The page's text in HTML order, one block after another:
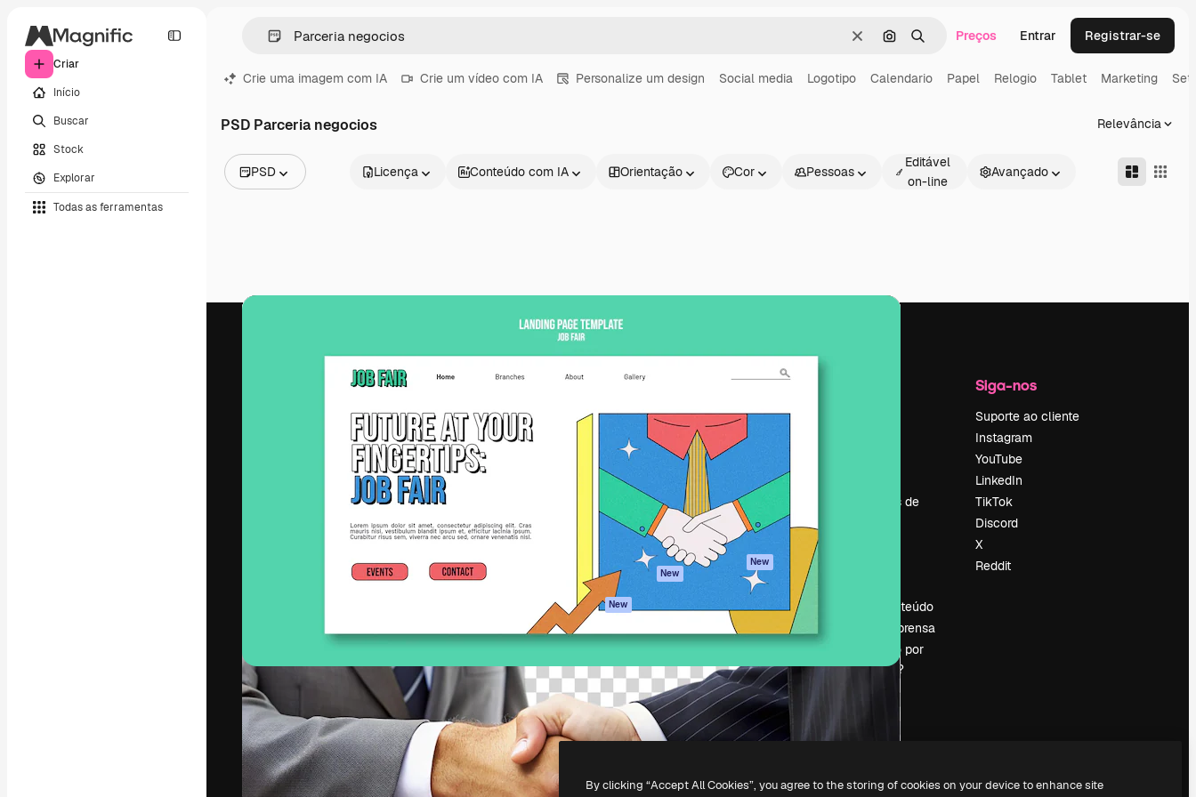
Criar
Início
Buscar
Stock
Explorar
Todas as ferramentas
LimparPesquisar por imagem
BuscarPreços Entrar Registrar-se
Crie uma imagem com IA Crie um vídeo com IA Personalize um design Social media Logotipo Calendario Papel Relogio Tablet Marketing
PSD Parceria negocios Relevância
PSD
Vídeos
Licença Conteúdo com IA Orientação Cor Pessoas
Editável
on-line
Avançado
A plataforma criativa para você direcionar
seu melhor trabalho. Mais de 1 milhão de
assinantes entre criativos, empresas,
agências e estúdios.
Português
Produtos
Spaces
Assistente de IA
imagens
Gerador de vídeos
Texto para voz
Conteúdo de stock
Claude/ChatGPT
New
Agentes New
API
App móvel
Todas as
ferramentas
Começar
Academy
Documentação
Atendimento
Termos e
condições
Política de
privacidade
Originais
New
Política de cookies
Central de
confiabilidade
Afiliados
Empresas
Tendências de
Vender conteúdo
Sala de imprensa
Procurando por
magnific.ai?
Siga-nos
Suporte ao cliente
Instagram
YouTube
LinkedIn
TikTok
Discord
X
Reddit
Copyright © 2010-2026 Freepik Company S.L.U.Todos os direitos reservados
By clicking “Accept All Cookies”, you agree to the storing of cookies on your device to enhance site